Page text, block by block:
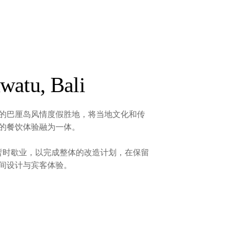
Bali
巴厘岛风情度假胜地，将当地文化和传
餐饮体验融为一体。
歇业，以完成整体的改造计划，在保留
设计与宾客体验。